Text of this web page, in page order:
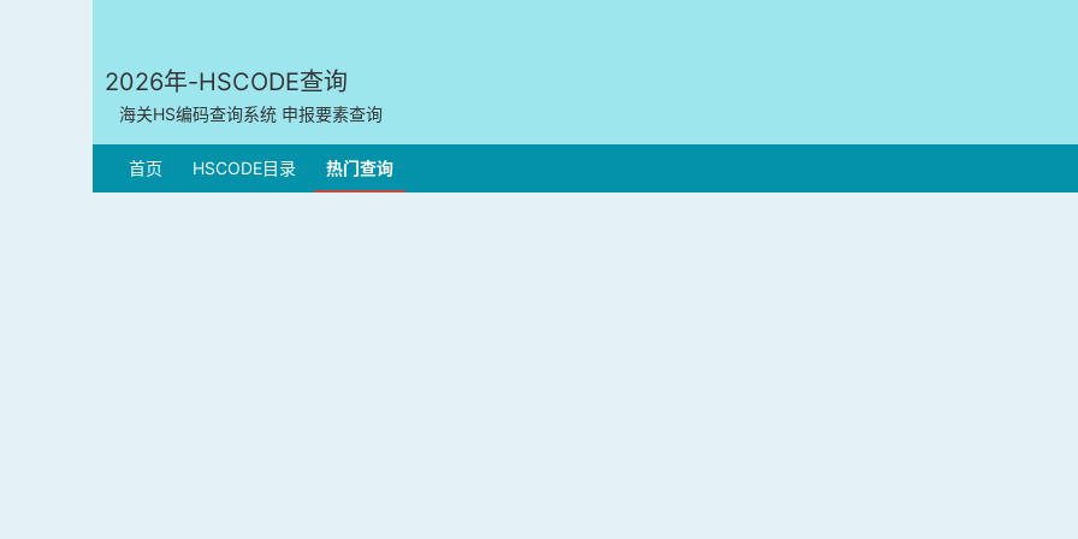
2026年-HSCODE查询
海关HS编码查询系统 申报要素查询
首页 HSCODE目录 热门查询